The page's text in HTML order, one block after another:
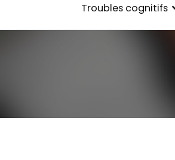
Troubles cognitifs